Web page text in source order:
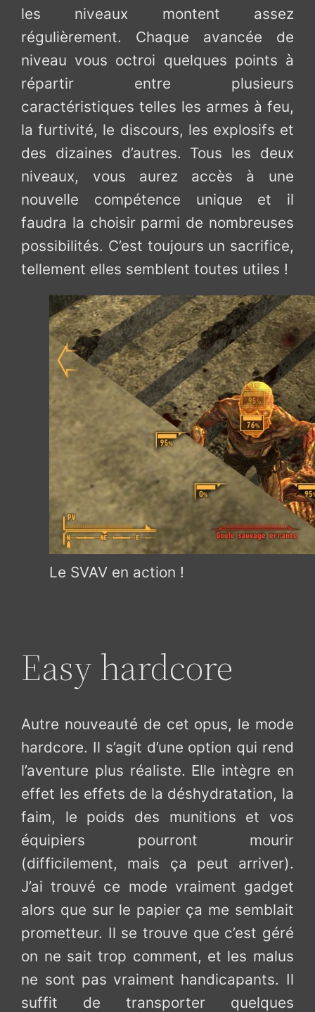
les niveaux montent assez
régulièrement. Chaque avancée de
niveau vous octroi quelques points à
répartir entre plusieurs
caractéristiques telles les armes à feu,
la furtivité, le discours, les explosifs et
des dizaines d’autres. Tous les deux
niveaux, vous aurez accès à une
nouvelle compétence unique et il
faudra la choisir parmi de nombreuses
possibilités. C’est toujours un sacrifice,
tellement elles semblent toutes utiles !
Le SVAV en action !
Easy hardcore
Autre nouveauté de cet opus, le mode
hardcore. Il s’agit d’une option qui rend
l’aventure plus réaliste. Elle intègre en
effet les effets de la déshydratation, la
faim, le poids des munitions et vos
équipiers pourront mourir
(difficilement, mais ça peut arriver).
J’ai trouvé ce mode vraiment gadget
alors que sur le papier ça me semblait
prometteur. Il se trouve que c’est géré
on ne sait trop comment, et les malus
ne sont pas vraiment handicapants. Il
suffit de transporter quelques